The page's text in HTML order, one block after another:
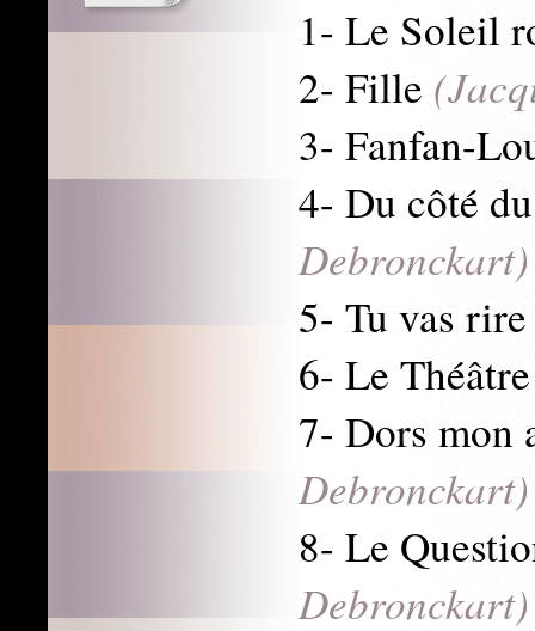
1- Le Soleil
2- Fille
3- Fanfan-
4- Du côté
Debronckart)
5- Tu vas
6- Le
7- Dors
Debronckart)
8- Le
Debronckart)